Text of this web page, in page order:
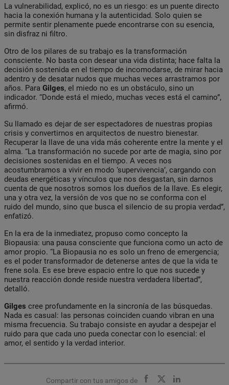
La vulnerabilidad, explicó, no es un riesgo: es un puente directo
hacia la conexión humana y la autenticidad. Solo quien se
permite sentir plenamente puede encontrarse con su esencia,
sin disfraz ni filtro.
Otro de los pilares de su trabajo es la transformación
consciente. No basta con desear una vida distinta; hace falta la
decisión sostenida en el tiempo de incomodarse, de mirar hacia
adentro y de desatar nudos que muchas veces arrastramos por
años. Para Gilges, el miedo no es un obstáculo, sino un
indicador. “Donde está el miedo, muchas veces está el camino”,
afirmó.
Su llamado es dejar de ser espectadores de nuestras propias
crisis y convertirnos en arquitectos de nuestro bienestar.
Recuperar la llave de una vida más coherente entre la mente y el
alma. “La transformación no sucede por arte de magia, sino por
decisiones sostenidas en el tiempo. A veces nos
acostumbramos a vivir en modo ‘supervivencia’, cargando con
deudas energéticas y vínculos que nos desgastan, sin darnos
cuenta de que nosotros somos los dueños de la llave. Es elegir,
una y otra vez, la versión de vos que no se conforma con el
ruido del mundo, sino que busca el silencio de su propia verdad”,
enfatizó.
En la era de la inmediatez, propuso como concepto la
Biopausia: una pausa consciente que funciona como un acto de
amor propio. “La Biopausia no es solo un freno de emergencia;
es el poder transformador de detenerse antes de que la vida te
frene sola. Es ese breve espacio entre lo que nos sucede y
nuestra reacción donde reside nuestra verdadera libertad”,
detalló.
Gilges cree profundamente en la sincronía de las búsquedas.
Nada es casual: las personas coinciden cuando vibran en una
misma frecuencia. Su trabajo consiste en ayudar a despejar el
ruido para que cada uno pueda conectar con lo esencial: el
amor, el sentido y la verdad interior.
Compartir con tus amigos de